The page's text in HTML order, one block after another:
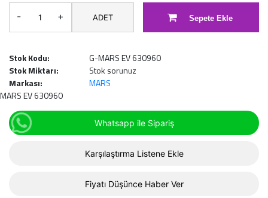
- + ADET Sepete Ekle
Stok Kodu:
G-MARS EV 630960
Stok Miktarı:
Stok sorunuz
Markası:
MARS
MARS EV 630960
Whatsapp ile Sipariş
Karşılaştırma Listene Ekle
Fiyatı Düşünce Haber Ver